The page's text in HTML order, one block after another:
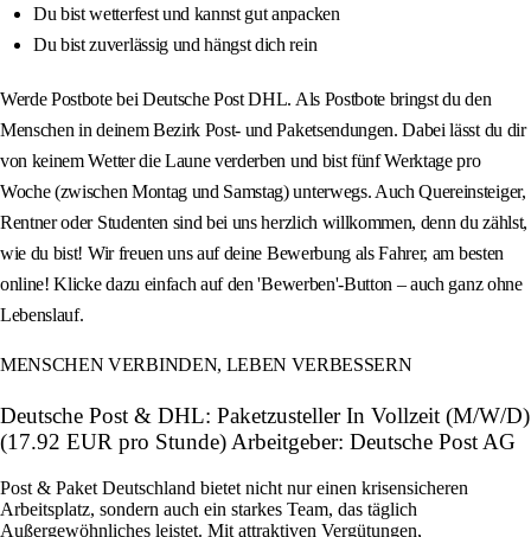
Du bist wetterfest und kannst gut anpacken
Du bist zuverlässig und hängst dich rein
Werde Postbote bei Deutsche Post DHL. Als Postbote bringst du den
Menschen in deinem Bezirk Post- und Paketsendungen. Dabei lässt du dir
von keinem Wetter die Laune verderben und bist fünf Werktage pro
Woche (zwischen Montag und Samstag) unterwegs. Auch Quereinsteiger,
Rentner oder Studenten sind bei uns herzlich willkommen, denn du zählst,
wie du bist! Wir freuen uns auf deine Bewerbung als Fahrer, am besten
online! Klicke dazu einfach auf den 'Bewerben'-Button – auch ganz ohne
Lebenslauf.
MENSCHEN VERBINDEN, LEBEN VERBESSERN
Deutsche Post & DHL: Paketzusteller In Vollzeit (M/W/D)
(17.92 EUR pro Stunde) Arbeitgeber: Deutsche Post AG
Post & Paket Deutschland bietet nicht nur einen krisensicheren
Arbeitsplatz, sondern auch ein starkes Team, das täglich
Außergewöhnliches leistet. Mit attraktiven Vergütungen,